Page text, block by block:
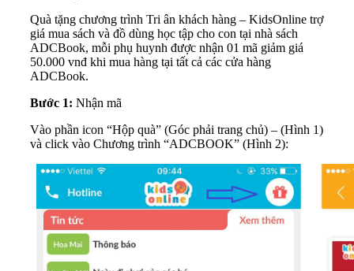
Quà tặng chương trình Tri ân khách hàng – KidsOnline trợ
giá mua sách và đồ dùng học tập cho con tại nhà sách
ADCBook, mỗi phụ huynh được nhận 01 mã giảm giá
50.000 vnđ khi mua hàng tại tất cả các cửa hàng
ADCBook.
Bước 1: Nhận mã
Vào phần icon “Hộp quà” (Góc phải trang chủ) – (Hình 1)
và click vào Chương trình “ADCBOOK” (Hình 2):